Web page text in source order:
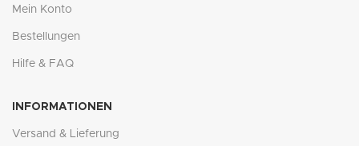
Mein Konto
Bestellungen
Hilfe & FAQ
INFORMATIONEN
Versand & Lieferung